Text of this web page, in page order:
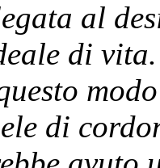
al
di
di